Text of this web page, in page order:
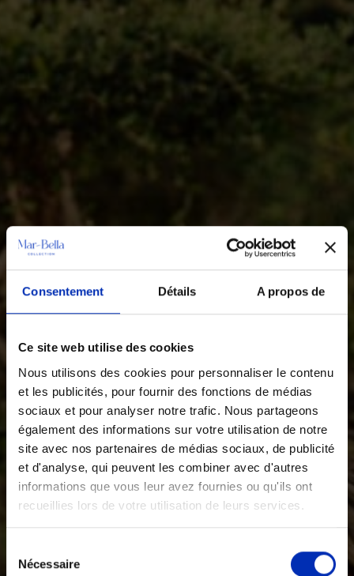
Consentement Détails A propos de
Ce site web utilise des cookies
Nous utilisons des cookies pour personnaliser le contenu
et les publicités, pour fournir des fonctions de médias
sociaux et pour analyser notre trafic. Nous partageons
également des informations sur votre utilisation de notre
site avec nos partenaires de médias sociaux, de publicité
et d'analyse, qui peuvent les combiner avec d'autres
informations que vous leur avez fournies ou qu'ils ont
recueillies lors de votre utilisation de leurs services.
desNécessaire